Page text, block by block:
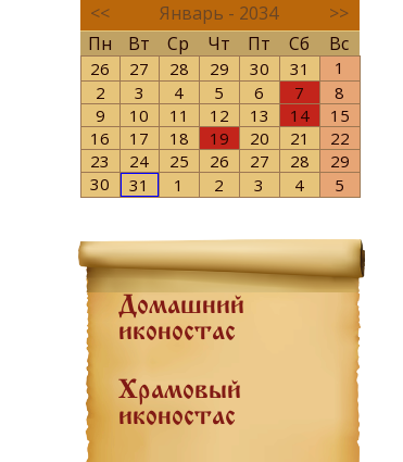
<< Январь - 2034
>>
Пн
Вт Ср Чт Пт Сб Вс
26 27 28 29 30 31
1
2
3 4 5 6 7
8
9
10 11 12 13 14
15
16
17 18 19 20 21
22
23
24 25 26 27 28
29
30
31 1 2 3 4 5
Домашний
иконостас
Храмовый
иконостас